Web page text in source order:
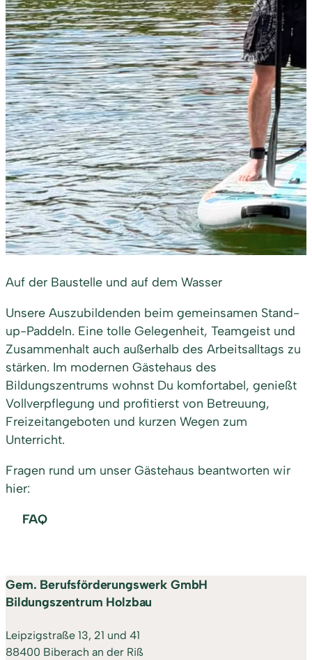
Auf der Baustelle und auf dem Wasser
Unsere Auszubildenden beim gemeinsamen Stand-
up-Paddeln. Eine tolle Gelegenheit, Teamgeist und
Zusammenhalt auch außerhalb des Arbeitsalltags zu
stärken. Im modernen Gästehaus des
Bildungszentrums wohnst Du komfortabel, genießt
Vollverpflegung und profitierst von Betreuung,
Freizeitangeboten und kurzen Wegen zum
Unterricht.
Fragen rund um unser Gästehaus beantworten wir
hier:
FAQ
Gem. Berufsförderungswerk GmbH
Bildungszentrum Holzbau
Leipzigstraße 13, 21 und 41
88400 Biberach an der Riß